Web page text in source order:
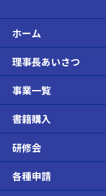
ホーム
理事長あいさつ
事業一覧
書籍購入
研修会
各種申請